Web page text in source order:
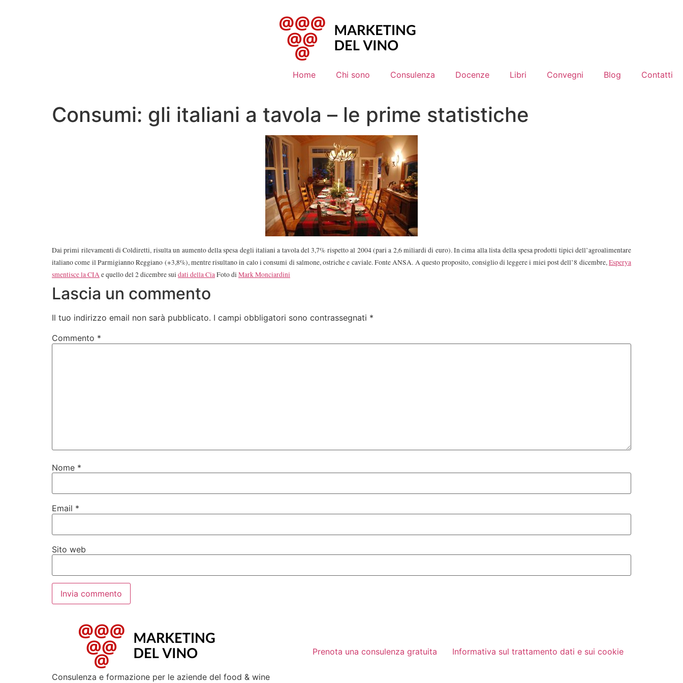
Home Chi sono Consulenza Docenze Libri Convegni Blog Contatti
Consumi: gli italiani a tavola – le prime statistiche
Dai primi rilevamenti di Coldiretti, risulta un aumento della spesa degli italiani a tavola del 3,7% rispetto al 2004 (pari a 2,6 miliardi di euro). In cima alla lista della spesa prodotti tipici dell’agroalimentare
italiano come il Parmigianno Reggiano (+3,8%), mentre risultano in calo i consumi di salmone, ostriche e caviale. Fonte ANSA. A questo proposito, consiglio di leggere i miei post dell’8 dicembre,Esperya
smentisce la CIAe quello del 2 dicembre sui dati della CiaFoto di Mark Monciardini
Lascia un commento
Il tuo indirizzo email non sarà pubblicato. I campi obbligatori sono contrassegnati *
Commento *
Nome *
Email *
Sito web
Consulenza e formazione per le aziende del food & wine
Prenota una consulenza gratuita Informativa sul trattamento dati e sui cookie